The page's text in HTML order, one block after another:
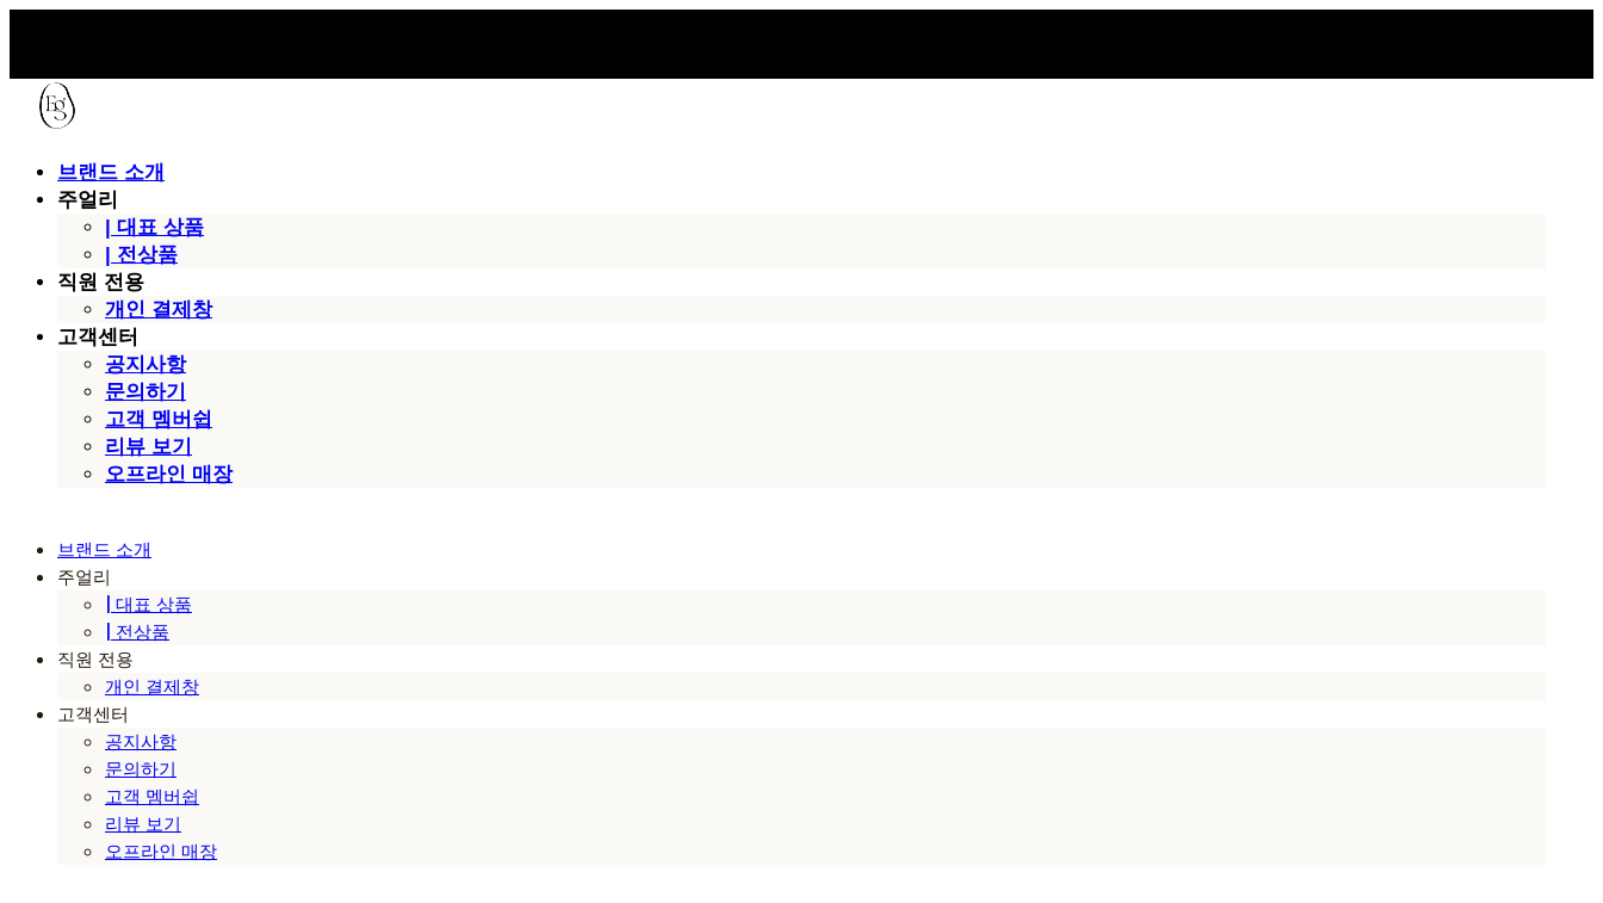
브랜드 소개
주얼리
| 대표 상품
| 전상품
직원 전용
개인 결제창
고객센터
공지사항
문의하기
고객 멤버쉽
리뷰 보기
오프라인 매장
브랜드 소개
주얼리
| 대표 상품
| 전상품
직원 전용
개인 결제창
고객센터
공지사항
문의하기
고객 멤버쉽
리뷰 보기
오프라인 매장